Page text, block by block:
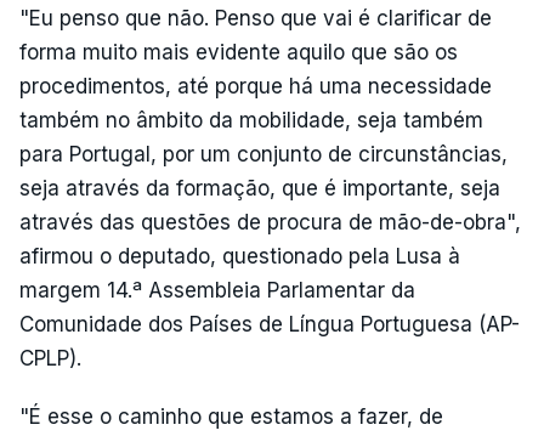
"Eu penso que não. Penso que vai é clarificar de
forma muito mais evidente aquilo que são os
procedimentos, até porque há uma necessidade
também no âmbito da mobilidade, seja também
para Portugal, por um conjunto de circunstâncias,
seja através da formação, que é importante, seja
através das questões de procura de mão-de-obra",
afirmou o deputado, questionado pela Lusa à
margem 14.ª Assembleia Parlamentar da
Comunidade dos Países de Língua Portuguesa (AP-
CPLP).
"É esse o caminho que estamos a fazer, de